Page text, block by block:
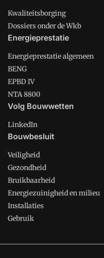
Kwaliteitsborging
Dossiers onder de Wkb
Energieprestatie
Energieprestatie algemeen
BENG
EPBD IV
NTA 8800
Volg Bouwwetten
LinkedIn
Bouwbesluit
Veiligheid
Gezondheid
Bruikbaarheid
Energiezuinigheid en milieu
Installaties
Gebruik